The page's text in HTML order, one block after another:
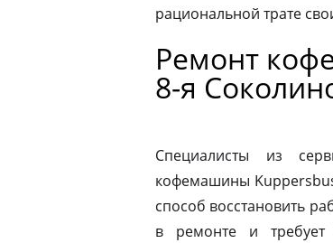
рациональной трате
Ремонт
8-я
Специалисты из
кофемашины
способ восстановить
в ремонте и требует